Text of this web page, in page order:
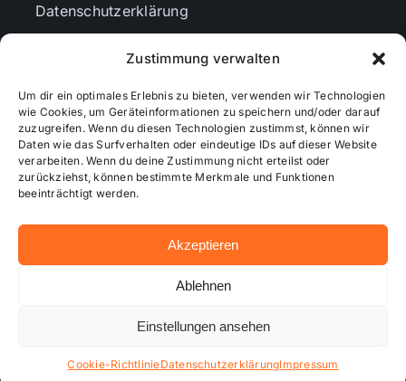
Zustimmung verwalten
Um dir ein optimales Erlebnis zu bieten, verwenden wir Technologien
wie Cookies, um Geräteinformationen zu speichern und/oder darauf
zuzugreifen. Wenn du diesen Technologien zustimmst, können wir
Daten wie das Surfverhalten oder eindeutige IDs auf dieser Website
verarbeiten. Wenn du deine Zustimmung nicht erteilst oder
zurückziehst, können bestimmte Merkmale und Funktionen
beeinträchtigt werden.
Akzeptieren
Ablehnen
Einstellungen ansehen
Cookie-RichtlinieDatenschutzerklärungImpressum
Datenschutzerklärung
Cookie-Richtlinie (EU)
Mediendaten
© 2026 - Wiesbadenaktuell ...online besser informiert!